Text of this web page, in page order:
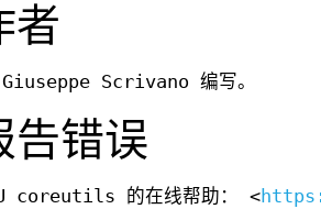
者
Scrivano 编写。
告错误
coreutils 的在线帮助： <